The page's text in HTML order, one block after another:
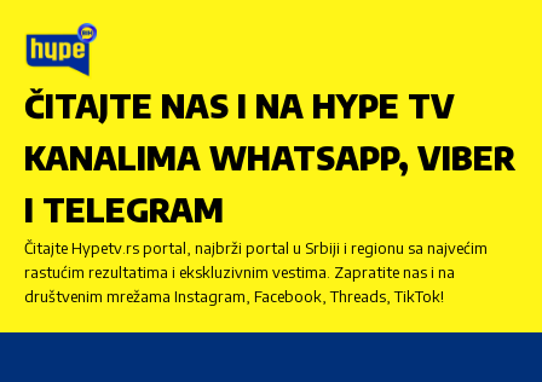
ČITAJTE NAS I NA HYPE TV
KANALIMA WHATSAPP, VIBER
I TELEGRAM
Čitajte Hypetv.rs portal, najbrži portal u Srbiji i regionu sa najvećim
rastućim rezultatima i ekskluzivnim vestima. Zapratite nas i na
društvenim mrežama Instagram, Facebook, Threads, TikTok!